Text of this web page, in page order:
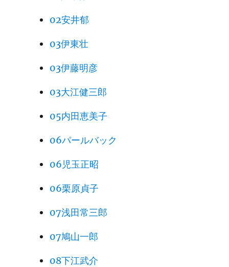
02安井郁
03伊東壮
03伊藤明彦
03大江健三郎
05内田恵美子
06パールバック
06児玉正昭
06栗原貞子
07浅田常三郎
07鳩山一郎
08下江武介